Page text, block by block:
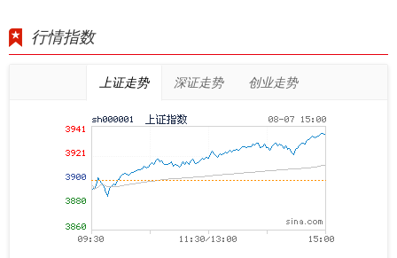
行情指数
上证走势 深证走势 创业走势